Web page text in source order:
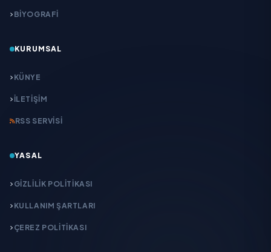
BİYOGRAFİ
KURUMSAL
KÜNYE
İLETIŞIM
RSS SERVISI
YASAL
GIZLILIK POLITIKASI
KULLANIM ŞARTLARI
ÇEREZ POLITIKASI